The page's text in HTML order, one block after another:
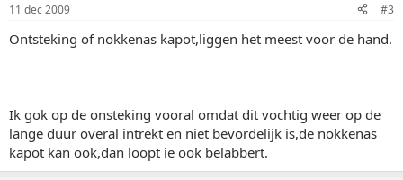
11 dec 2009 #3
Ontsteking of nokkenas kapot,liggen het meest voor de hand.
Ik gok op de onsteking vooral omdat dit vochtig weer op de
lange duur overal intrekt en niet bevordelijk is,de nokkenas
kapot kan ook,dan loopt ie ook belabbert.